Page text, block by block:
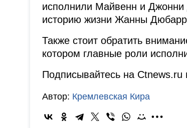
исполнили Майвенн и Джонни
историю жизни Жанны
Также стоит обратить
котором главные роли
Подписывайтесь на Ctnews.ru
Автор: Кремлевская Кира